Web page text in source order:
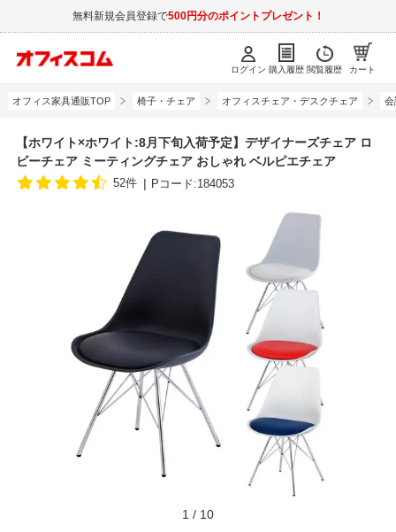
無料新規会員登録で500円分のポイントプレゼント！
ログイン 購入履歴 閲覧履歴 カート
オフィス家具通販TOP 椅子・チェア オフィスチェア・デスクチェア 会
【ホワイト×ホワイト:8月下旬入荷予定】デザイナーズチェア ロ
ビーチェア ミーティングチェア おしゃれ ベルピエチェア
52件 Pコード:184053
1 / 10